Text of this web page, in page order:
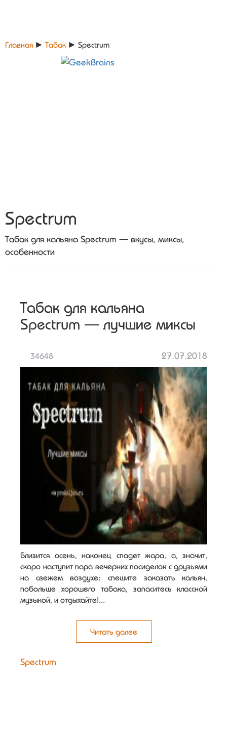
Главная ► Табак ► Spectrum
Spectrum
Табак для кальяна Spectrum — вкусы, миксы,
особенности
Табак для кальяна
Spectrum — лучшие миксы
27.07.2018
34648
Близится осень, наконец спадет жара, а, значит,
скоро наступит пара вечерних посиделок с друзьями
на свежем воздухе: спешите заказать кальян,
побольше хорошего табака, запаситесь классной
музыкой, и отдыхайте!...
Читать далее
Spectrum